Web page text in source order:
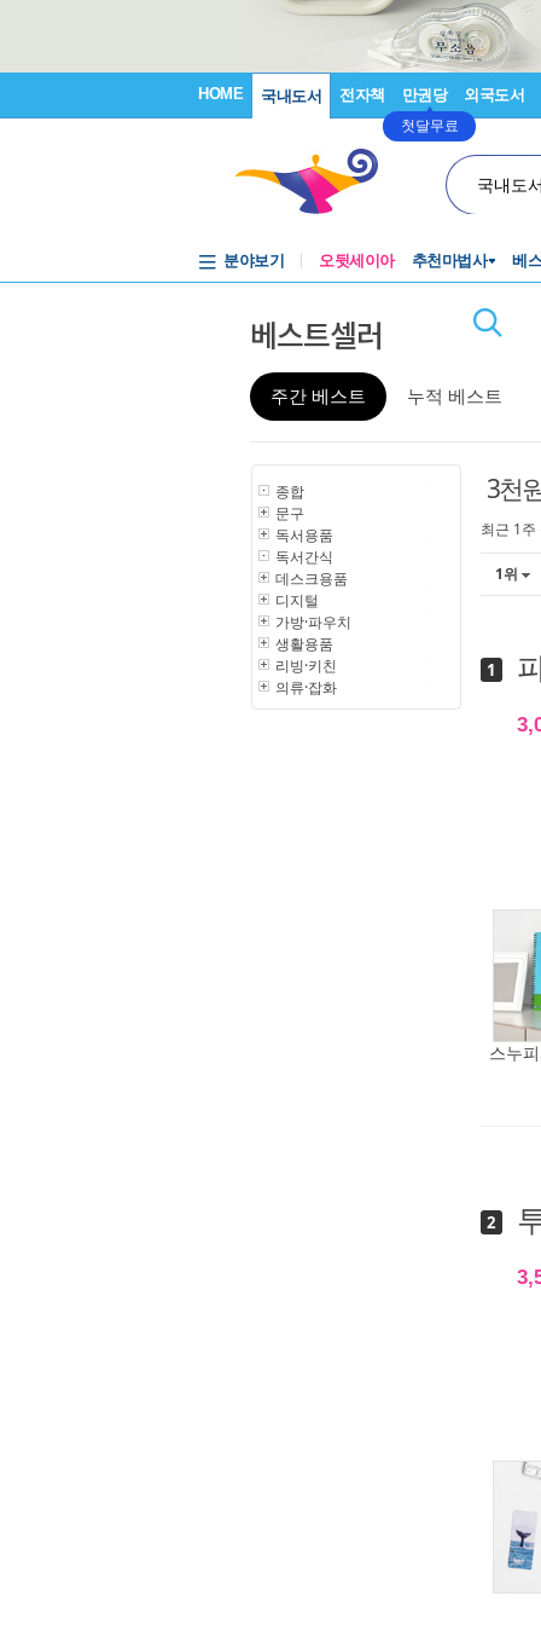
HOME 국내도서 전자책 만권당
첫달무료
외국도서
국내도
분야보기 오뒷세이아 추천마법사 베
베스트셀러
주간 베스트 누적 베스트
종합
문구
독서용품
독서간식
데스크용품
디지털
가방·파우치
생활용품
리빙·키친
의류·잡화
3천
최근 1
1위
1
스누
2